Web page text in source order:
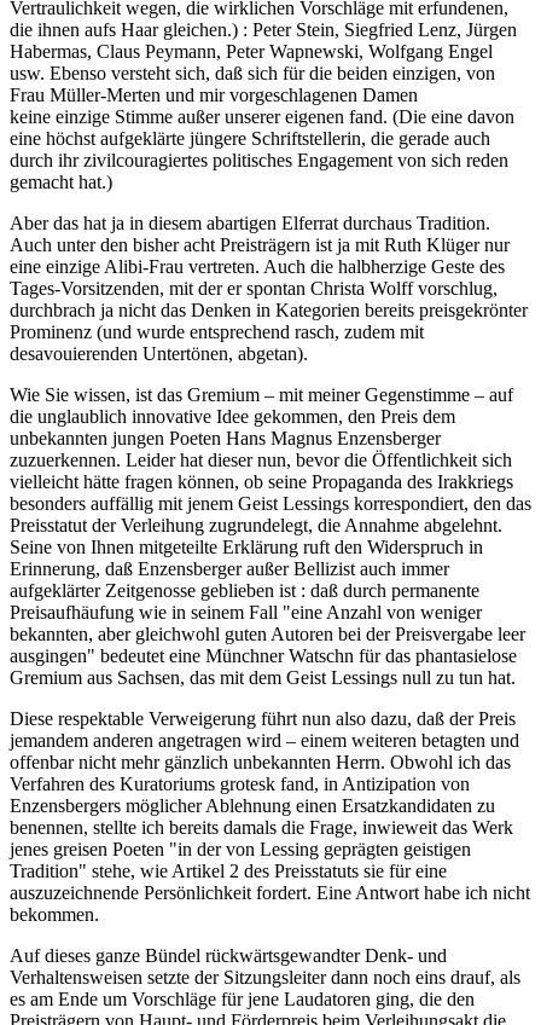
Vertraulichkeit wegen, die wirklichen Vorschläge mit erfundenen,
die ihnen aufs Haar gleichen.) : Peter Stein, Siegfried Lenz, Jürgen
Habermas, Claus Peymann, Peter Wapnewski, Wolfgang Engel
usw. Ebenso versteht sich, daß sich für die beiden einzigen, von
Frau Müller-Merten und mir vorgeschlagenen Damen
keine einzige Stimme außer unserer eigenen fand. (Die eine davon
eine höchst aufgeklärte jüngere Schriftstellerin, die gerade auch
durch ihr zivilcouragiertes politisches Engagement von sich reden
gemacht hat.)
Aber das hat ja in diesem abartigen Elferrat durchaus Tradition.
Auch unter den bisher acht Preisträgern ist ja mit Ruth Klüger nur
eine einzige Alibi-Frau vertreten. Auch die halbherzige Geste des
Tages-Vorsitzenden, mit der er spontan Christa Wolff vorschlug,
durchbrach ja nicht das Denken in Kategorien bereits preisgekrönter
Prominenz (und wurde entsprechend rasch, zudem mit
desavouierenden Untertönen, abgetan).
Wie Sie wissen, ist das Gremium – mit meiner Gegenstimme – auf
die unglaublich innovative Idee gekommen, den Preis dem
unbekannten jungen Poeten Hans Magnus Enzensberger
zuzuerkennen. Leider hat dieser nun, bevor die Öffentlichkeit sich
vielleicht hätte fragen können, ob seine Propaganda des Irakkriegs
besonders auffällig mit jenem Geist Lessings korrespondiert, den das
Preisstatut der Verleihung zugrundelegt, die Annahme abgelehnt.
Seine von Ihnen mitgeteilte Erklärung ruft den Widerspruch in
Erinnerung, daß Enzensberger außer Bellizist auch immer
aufgeklärter Zeitgenosse geblieben ist : daß durch permanente
Preisaufhäufung wie in seinem Fall "eine Anzahl von weniger
bekannten, aber gleichwohl guten Autoren bei der Preisvergabe leer
ausgingen" bedeutet eine Münchner Watschn für das phantasielose
Gremium aus Sachsen, das mit dem Geist Lessings null zu tun hat.
Diese respektable Verweigerung führt nun also dazu, daß der Preis
jemandem anderen angetragen wird – einem weiteren betagten und
offenbar nicht mehr gänzlich unbekannten Herrn. Obwohl ich das
Verfahren des Kuratoriums grotesk fand, in Antizipation von
Enzensbergers möglicher Ablehnung einen Ersatzkandidaten zu
benennen, stellte ich bereits damals die Frage, inwieweit das Werk
jenes greisen Poeten "in der von Lessing geprägten geistigen
Tradition" stehe, wie Artikel 2 des Preisstatuts sie für eine
auszuzeichnende Persönlichkeit fordert. Eine Antwort habe ich nicht
bekommen.
Auf dieses ganze Bündel rückwärtsgewandter Denk- und
Verhaltensweisen setzte der Sitzungsleiter dann noch eins drauf, als
es am Ende um Vorschläge für jene Laudatoren ging, die den